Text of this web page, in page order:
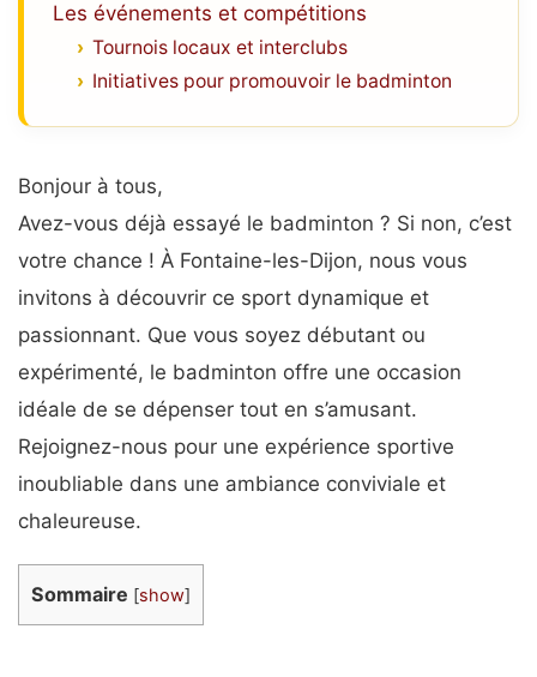
Les événements et compétitions
Tournois locaux et interclubs
Initiatives pour promouvoir le badminton
Bonjour à tous,
Avez-vous déjà essayé le badminton ? Si non, c’est
votre chance ! À Fontaine-les-Dijon, nous vous
invitons à découvrir ce sport dynamique et
passionnant. Que vous soyez débutant ou
expérimenté, le badminton offre une occasion
idéale de se dépenser tout en s’amusant.
Rejoignez-nous pour une expérience sportive
inoubliable dans une ambiance conviviale et
chaleureuse.
Sommaire [show]